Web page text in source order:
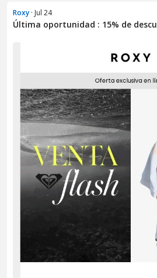
Roxy · Jul 24
Última oportunidad : 15% de